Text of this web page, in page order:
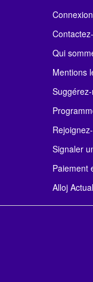
Connexion
Qui
Mentions
Signaler
Paiement
Alloj